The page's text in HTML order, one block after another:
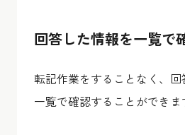
回答した情報を一覧で
転記作業をすることなく、
一覧で確認することができま